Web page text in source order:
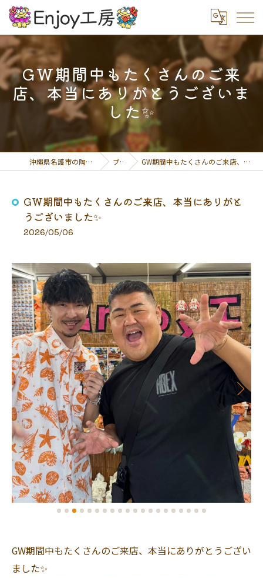
GW期間中もたくさんのご来
店、本当にありがとうございま
した✨
沖縄県名護市の陶芸体験ならEnjoy工房 ブログ GW期間中もたくさんのご来店、本当にありがとうございました✨
GW期間中もたくさんのご来店、本当にありがと
うございました✨
2026/05/06
GW期間中もたくさんのご来店、本当にありがとうござい
ました✨